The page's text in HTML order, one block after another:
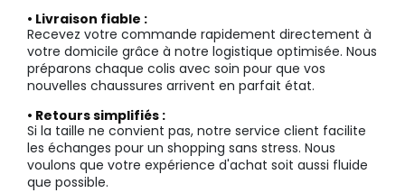
• Livraison fiable :
Recevez votre commande rapidement directement à
votre domicile grâce à notre logistique optimisée. Nous
préparons chaque colis avec soin pour que vos
nouvelles chaussures arrivent en parfait état.
• Retours simplifiés :
Si la taille ne convient pas, notre service client facilite
les échanges pour un shopping sans stress. Nous
voulons que votre expérience d'achat soit aussi fluide
que possible.